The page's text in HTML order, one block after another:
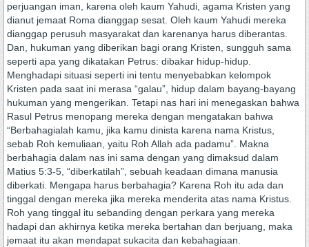
perjuangan iman, karena oleh kaum Yahudi, agama Kristen yang
dianut jemaat Roma dianggap sesat. Oleh kaum Yahudi mereka
dianggap perusuh masyarakat dan karenanya harus diberantas.
Dan, hukuman yang diberikan bagi orang Kristen, sungguh sama
seperti apa yang dikatakan Petrus: dibakar hidup-hidup.
Menghadapi situasi seperti ini tentu menyebabkan kelompok
Kristen pada saat ini merasa “galau”, hidup dalam bayang-bayang
hukuman yang mengerikan. Tetapi nas hari ini menegaskan bahwa
Rasul Petrus menopang mereka dengan mengatakan bahwa
“Berbahagialah kamu, jika kamu dinista karena nama Kristus,
sebab Roh kemuliaan, yaitu Roh Allah ada padamu”. Makna
berbahagia dalam nas ini sama dengan yang dimaksud dalam
Matius 5:3-5, “diberkatilah”, sebuah keadaan dimana manusia
diberkati. Mengapa harus berbahagia? Karena Roh itu ada dan
tinggal dengan mereka jika mereka menderita atas nama Kristus.
Roh yang tinggal itu sebanding dengan perkara yang mereka
hadapi dan akhirnya ketika mereka bertahan dan berjuang, maka
jemaat itu akan mendapat sukacita dan kebahagiaan.